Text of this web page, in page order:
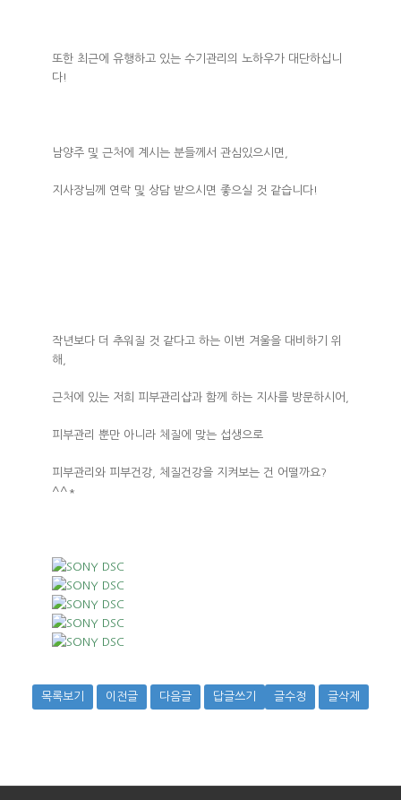
또한 최근에 유행하고 있는 수기관리의 노하우가 대단하십니
다!
남양주 및 근처에 계시는 분들께서 관심있으시면,
지사장님께 연락 및 상담 받으시면 좋으실 것 같습니다!
작년보다 더 추워질 것 같다고 하는 이번 겨울을 대비하기 위
해,
근처에 있는 저희 피부관리샵과 함께 하는 지사를 방문하시어,
피부관리 뿐만 아니라 체질에 맞는 섭생으로
피부관리와 피부건강, 체질건강을 지켜보는 건 어떨까요?
^^*
목록보기 이전글 다음글 답글쓰기 글수정 글삭제